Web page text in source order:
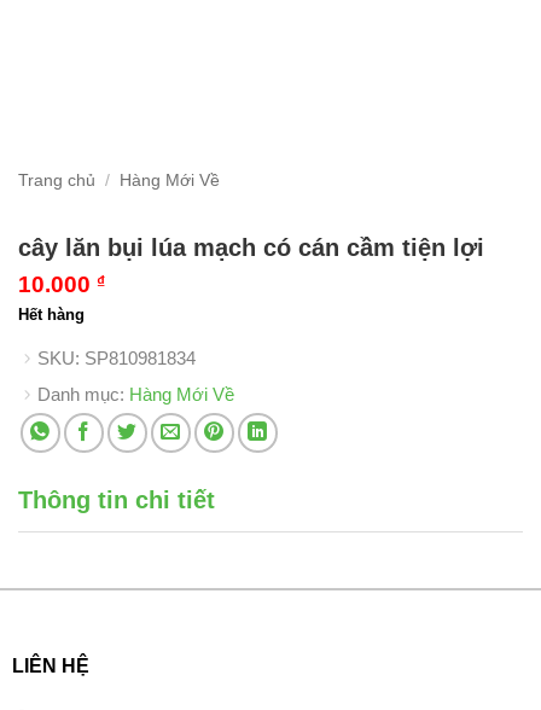
Trang chủ / Hàng Mới Về
cây lăn bụi lúa mạch có cán cầm tiện lợi
10.000 ₫
Hết hàng
SKU: SP810981834
Danh mục: Hàng Mới Về
Thông tin chi tiết
LIÊN HỆ